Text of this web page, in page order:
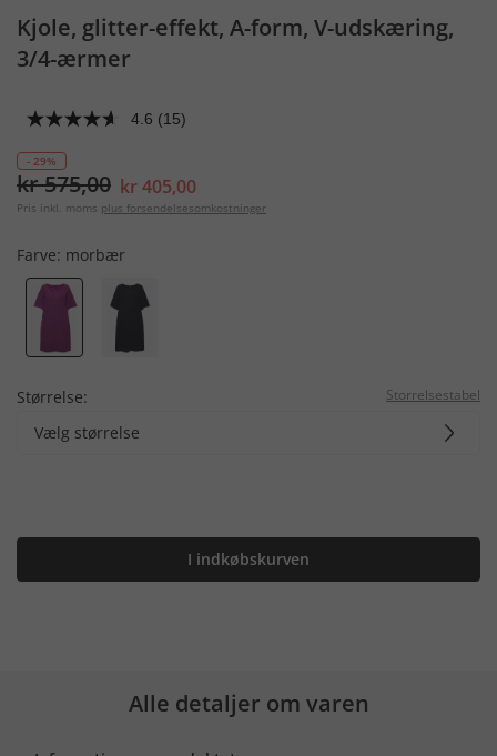
Kjole, glitter-effekt, A-form, V-udskæring,
3/4-ærmer
4.6 (15)
- 29%
kr 575,00 kr 405,00
Pris inkl. moms plus forsendelsesomkostninger
Farve: morbær
Størrelse: Storrelsestabel
Vælg størrelse
I indkøbskurven
Alle detaljer om varen